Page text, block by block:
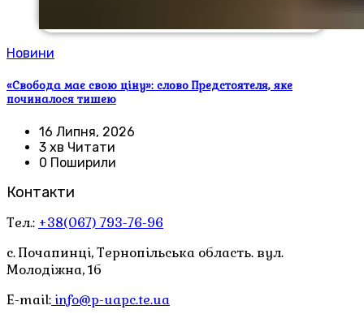
Новини
«Свобода має свою ціну»: слово Предстоятеля, яке
починалося тишею
16 Липня, 2026
3 хв Читати
0 Поширили
Контакти
Тел.: +38(067) 793-76-96
с. Почапинці, Тернопільська область. вул.
Молодіжна, 1б
E-mail: info@p-uapc.te.ua